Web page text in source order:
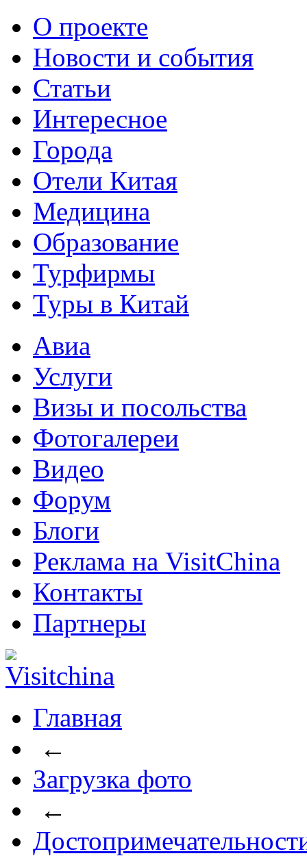
О проекте
Новости и события
Статьи
Интересное
Города
Отели Китая
Медицина
Образование
Турфирмы
Туры в Китай
Авиа
Услуги
Визы и посольства
Фотогалереи
Видео
Форум
Блоги
Реклама на VisitChina
Контакты
Партнеры
Главная
←
Загрузка фото
←